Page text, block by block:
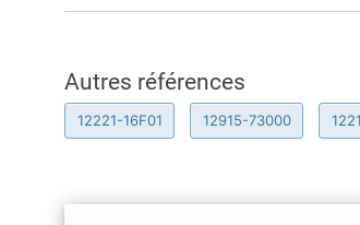
Autres références
12221-16F01 12915-73000